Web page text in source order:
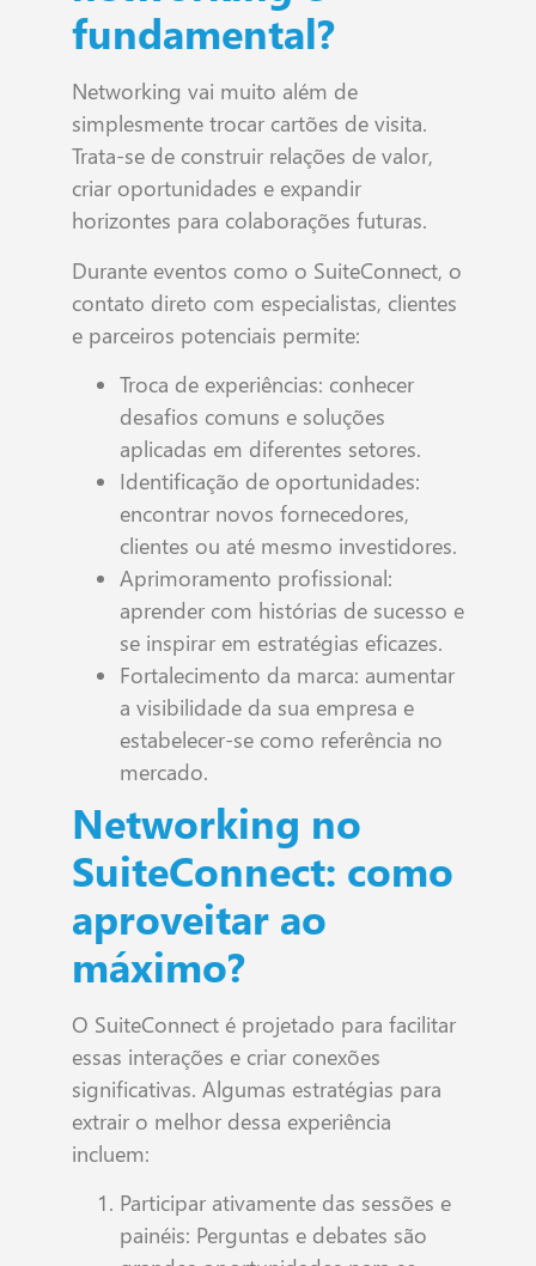
fundamental?
Networking vai muito além de
simplesmente trocar cartões de visita.
Trata-se de construir relações de valor,
criar oportunidades e expandir
horizontes para colaborações futuras.
Durante eventos como o SuiteConnect, o
contato direto com especialistas, clientes
e parceiros potenciais permite:
Troca de experiências: conhecer
desafios comuns e soluções
aplicadas em diferentes setores.
Identificação de oportunidades:
encontrar novos fornecedores,
clientes ou até mesmo investidores.
Aprimoramento profissional:
aprender com histórias de sucesso e
se inspirar em estratégias eficazes.
Fortalecimento da marca: aumentar
a visibilidade da sua empresa e
estabelecer-se como referência no
mercado.
Networking no
SuiteConnect: como
aproveitar ao
máximo?
O SuiteConnect é projetado para facilitar
essas interações e criar conexões
significativas. Algumas estratégias para
extrair o melhor dessa experiência
incluem:
Participar ativamente das sessões e
painéis: Perguntas e debates são